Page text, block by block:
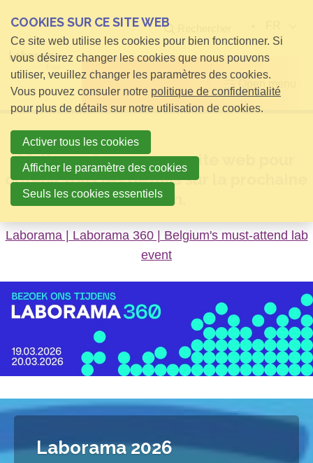
Open menu
Visitez notre nouveau site web pour
obtenir tous les détails sur la prochaine
édition.
Laborama | Laborama 360 | Belgium's must-attend lab
event
Laborama 2026
COOKIES SUR CE SITE WEB
Ce site web utilise les cookies pour bien fonctionner. Si
vous désirez changer les cookies que nous pouvons
utiliser, veuillez changer les paramètres des cookies.
Vous pouvez consuler notre politique de confidentialité
pour plus de détails sur notre utilisation de cookies.
Activer tous les cookies
Afficher le paramètre des cookies
Seuls les cookies essentiels